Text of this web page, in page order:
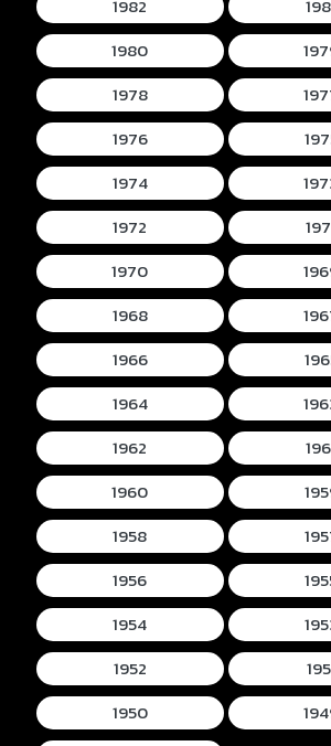
1982
1980
1978
1976
1974
1972
1970
1968
1966
1964
1962
1960
1958
1956
1954
1952
1950